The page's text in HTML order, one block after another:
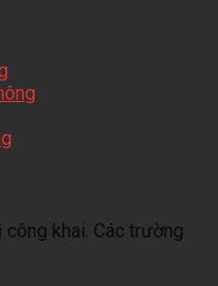
khai. Các trường